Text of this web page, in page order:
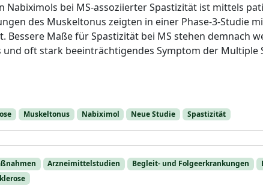
Nabiximols bei MS-assoziierter Spastizität ist mittels
des Muskeltonus zeigten in einer Phase-3-Studie
Bessere Maße für Spastizität bei MS stehen demnach
oft stark beeinträchtigendes Symptom der Multiple
Muskeltonus Nabiximol Neue Studie Spastizität
Arzneimittelstudien Begleit- und Folgeerkrankungen